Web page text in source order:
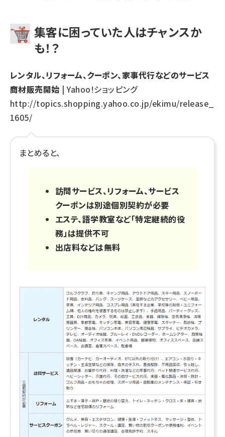
集客に困っていた人はチャンスか
も！？
レンタル、リフォーム、クーポン、家事代行などのサービス
商材販売開始 | Yahoo!ショッピング
http://topics.shopping.yahoo.co.jp/ekimu/release_
1605/
まとめると、
訪問サービス、リフォーム、サービス
クーポンは別途個別契約が必要
エステ、語学教室など「特定継続的役
務」は提供不可
出店料などは無料